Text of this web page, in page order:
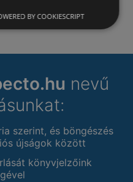
nevű
szerint, és böngészés
újságok között
könyvjelzőink
BY COOKIESCRIPT